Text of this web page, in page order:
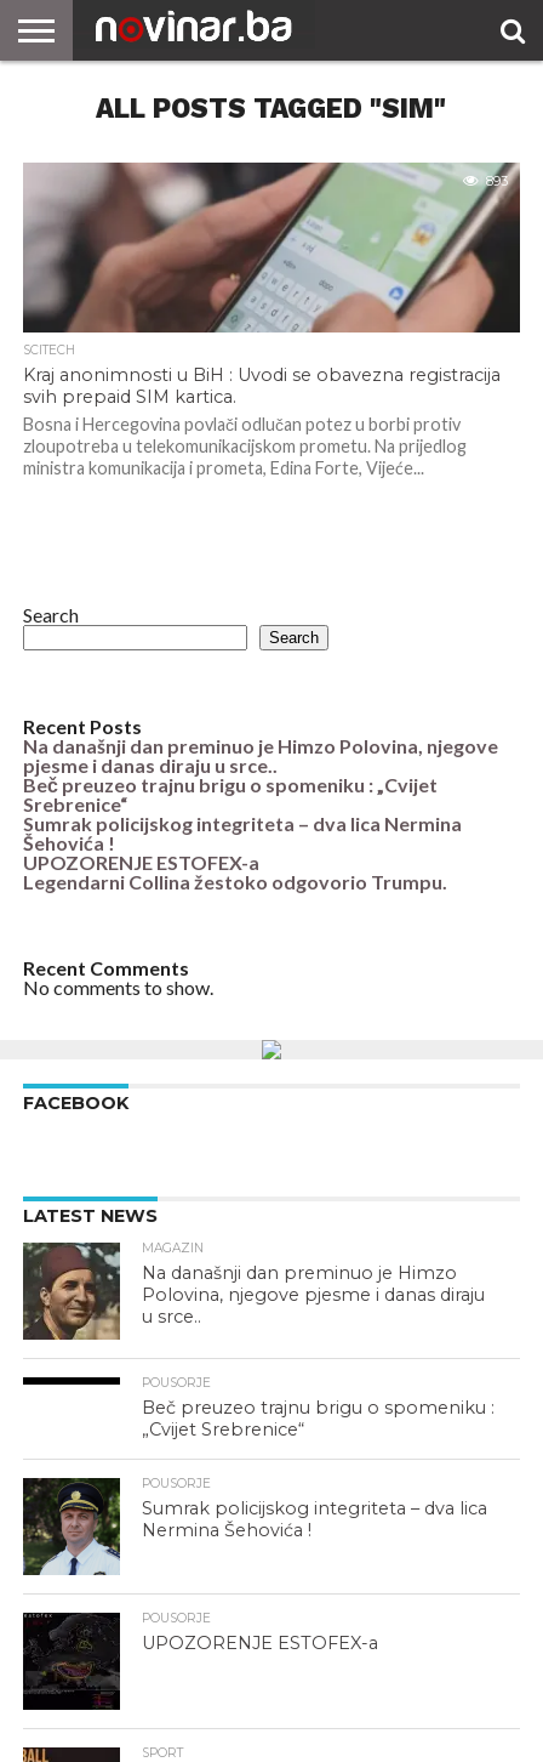
ALL POSTS TAGGED "SIM"
893
SCITECH
Kraj anonimnosti u BiH : Uvodi se obavezna registracija
svih prepaid SIM kartica.
Bosna i Hercegovina povlači odlučan potez u borbi protiv
zloupotreba u telekomunikacijskom prometu. Na prijedlog
ministra komunikacija i prometa, Edina Forte, Vijeće...
Search
Search
Recent Posts
Na današnji dan preminuo je Himzo Polovina, njegove
pjesme i danas diraju u srce..
Beč preuzeo trajnu brigu o spomeniku : „Cvijet
Srebrenice“
Sumrak policijskog integriteta – dva lica Nermina
Šehovića !
UPOZORENJE ESTOFEX-a
Legendarni Collina žestoko odgovorio Trumpu.
Recent Comments
No comments to show.
FACEBOOK
LATEST NEWS
MAGAZIN
Na današnji dan preminuo je Himzo
Polovina, njegove pjesme i danas diraju
u srce..
POUSORJE
Beč preuzeo trajnu brigu o spomeniku :
„Cvijet Srebrenice“
POUSORJE
Sumrak policijskog integriteta – dva lica
Nermina Šehovića !
POUSORJE
UPOZORENJE ESTOFEX-a
SPORT